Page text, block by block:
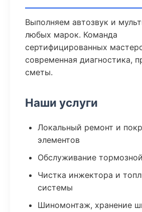
Выполняем автозвук и
любых марок. Команда
сертифицированных
современная диагностика,
сметы.
Наши услуги
Локальный ремонт и
элементов
Обслуживание
Чистка инжектора и
системы
Шиномонтаж, хранение